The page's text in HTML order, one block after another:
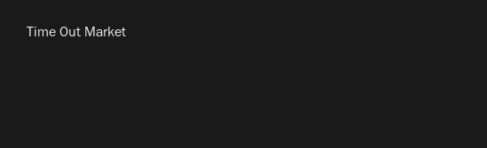
Time Out Market